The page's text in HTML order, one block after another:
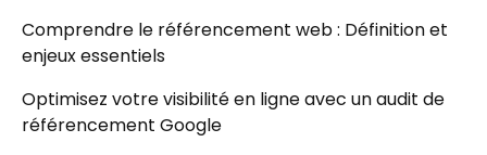
Comprendre le référencement web : Définition et
enjeux essentiels
Optimisez votre visibilité en ligne avec un audit de
référencement Google